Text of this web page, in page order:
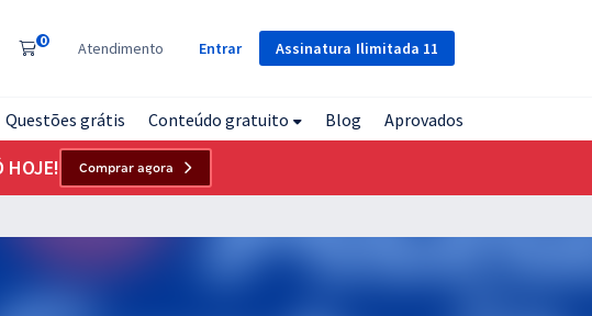
Assinatura Ilimitada 11
0 Atendimento Entrar
Questões grátis Conteúdo gratuito Blog Aprovados
Comprar agora